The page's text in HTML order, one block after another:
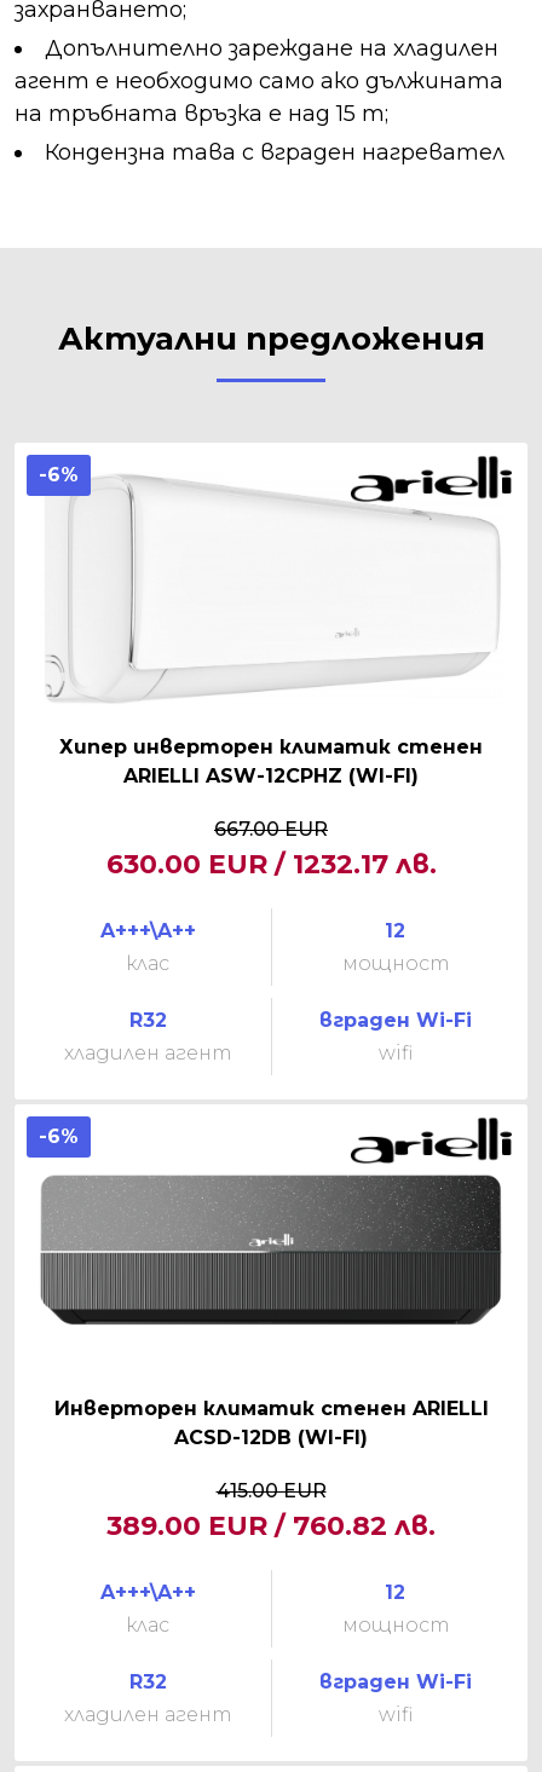
захранването;
Допълнително зареждане на хладилен
агент е необходимо само ако дължината
на тръбната връзка е над 15 m;
Кондензна тава с вграден нагревател
Актуални предложения
-6%
Хипер инверторен климатик стенен
ARIELLI ASW-12CPHZ (WI-FI)
667.00 EUR
630.00 EUR / 1232.17 лв.
A+++\A++
клас
12
мощност
R32
хладилен агент
вграден Wi-Fi
wifi
-6%
Инверторен климатик стенен ARIELLI
ACSD-12DB (WI-FI)
415.00 EUR
389.00 EUR / 760.82 лв.
A+++\A++
клас
12
мощност
R32
хладилен агент
вграден Wi-Fi
wifi